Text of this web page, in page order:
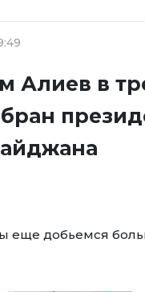
Алиев в
еще добьемся